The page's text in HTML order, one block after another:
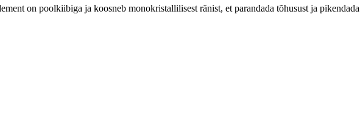
on poolkiibiga ja koosneb monokristallilisest ränist, et parandada tõhusust ja